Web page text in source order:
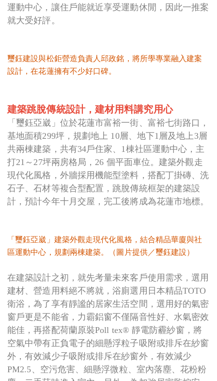
運動中心，讓住戶能就近享受運動休閒，因此一推案
就大受好評。
璽鈺建設與松鉅營造負責人邱政銘，將所學專業融入建案
設計，在花蓮擁有不少好口碑。
建築跳脫傳統設計， 建材用料講究用心
「璽鈺亞崴」位於花蓮市富裕一街、富裕七街路口，
基地面積299坪，規劃地上 10層、地下1層及地上3層
共兩棟建築，共有34戶住家、1棟社區運動中心，主
打21～27坪兩房格局，26 個平面車位。建築外觀走
現代化風格，外牆採用機能型塗料，搭配丁掛磚、洗
石子、石材等複合型配置，跳脫傳統框架的建築設
計，預計今年十月交屋，完工後將成為花蓮市地標。
「璽鈺亞崴」建築外觀走現代化風格，結合精品華廈與社
區運動中心，規劃兩棟建築。（圖片提供／璽鈺建設）
在建築設計之初，就先考量未來客戶使用需求，選用
建材、營造用料絕不將就，浴廁選用日本精品TOTO
衛浴，為了享有靜謐的居家生活空間，選用好的氣密
窗戶更是不能省，力霸鋁窗不僅隔音性好、水氣密效
能佳，再搭配荷蘭原裝Poll tex® 靜電防霾紗窗，將
空氣中帶有正負電子的細懸浮粒子吸附或排斥在紗窗
外，有效減少子吸附或排斥在紗窗外，有效減少
PM2.5、空污危害、細懸浮微粒、室內落塵、花粉粉